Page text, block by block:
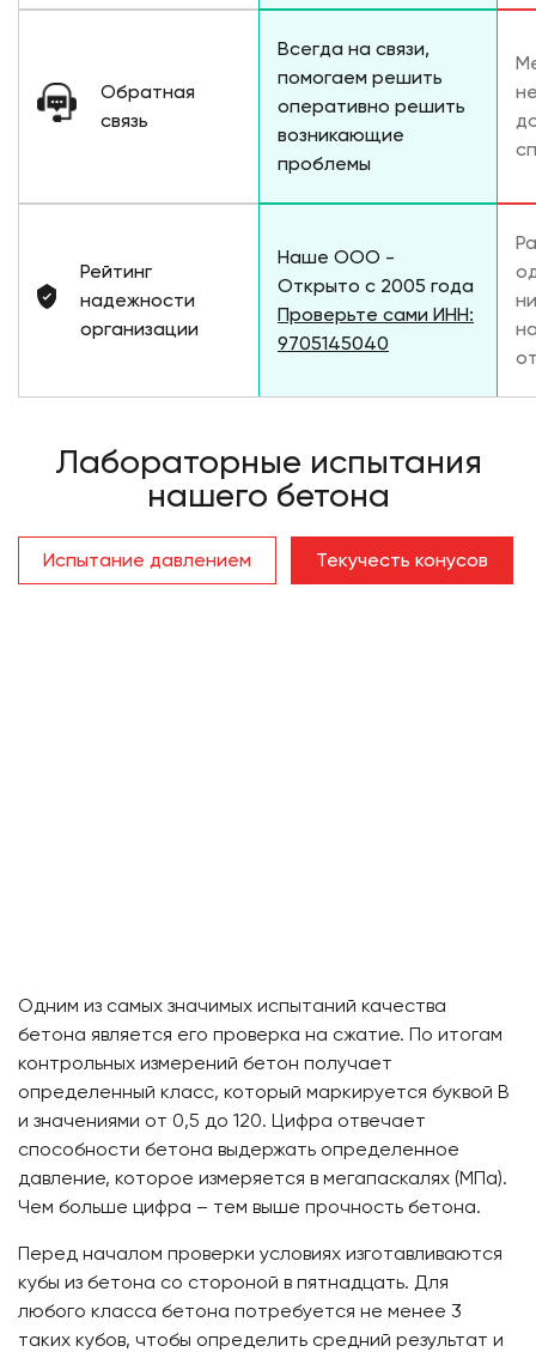
Обратная
связь
Всегда на связи,
помогаем решить
оперативно решить
возникающие
проблемы
Рейтинг
надежности
организации
Наше ООО -
Открыто с 2005 года
Проверьте сами ИНН:
9705145040
Лабораторные испытания
нашего бетона
Испытание давлением Текучесть конусов
Одним из самых значимых испытаний качества
бетона является его проверка на сжатие. По итогам
контрольных измерений бетон получает
определенный класс, который маркируется буквой В
и значениями от 0,5 до 120. Цифра отвечает
способности бетона выдержать определенное
давление, которое измеряется в мегапаскалях (МПа).
Чем больше цифра – тем выше прочность бетона.
Перед началом проверки условиях изготавливаются
кубы из бетона со стороной в пятнадцать. Для
любого класса бетона потребуется не менее 3
таких кубов, чтобы определить средний результат и